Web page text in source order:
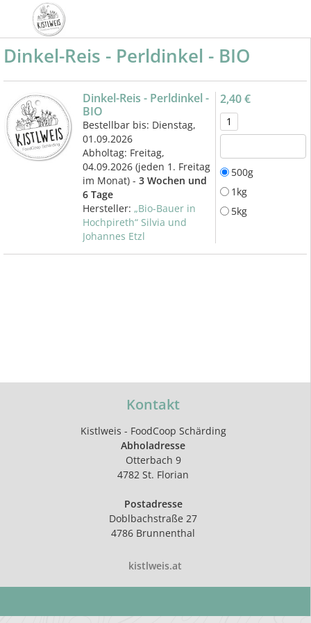
Dinkel-Reis - Perldinkel - BIO
Dinkel-Reis - Perldinkel -
BIO
Bestellbar bis: Dienstag,
01.09.2026
Abholtag: Freitag,
04.09.2026(jeden 1. Freitag
im Monat) - 3 Wochen und
6 Tage
Hersteller: „Bio-Bauer in
Hochpireth“ Silvia und
Johannes Etzl
2,40 €
500g
1kg
5kg
Kontakt
Kistlweis - FoodCoop Schärding
Abholadresse
Otterbach 9
4782 St. Florian
Postadresse
Doblbachstraße 27
4786 Brunnenthal
kistlweis.at